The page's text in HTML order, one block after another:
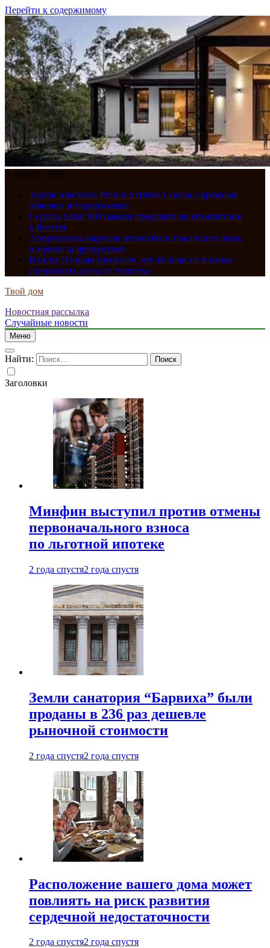
Перейти к содержимому
5 августа, 2026
Toyota освежила Prius и хэтчбек Corolla: скромные
обновки и подорожание
Седаны Senat 900 начали продавать по объявлению
в России
Американцы научили автомобиль показывать язык
и ездить за продуктами
Власти Польши признали, что больше не в силах
сдерживать цены на топливо
Твой дом
Новостная рассылка
Случайные новости
Меню
Найти:
Заголовки
Минфин выступил против отмены
первоначального взноса
по льготной ипотеке
2 года спустя2 года спустя
Земли санатория “Барвиха” были
проданы в 236 раз дешевле
рыночной стоимости
2 года спустя2 года спустя
Расположение вашего дома может
повлиять на риск развития
сердечной недостаточности
2 года спустя2 года спустя